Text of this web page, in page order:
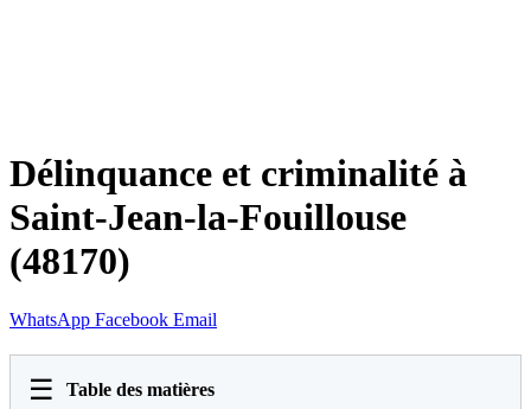
Délinquance et criminalité à
Saint-Jean-la-Fouillouse
(48170)
WhatsApp Facebook Email
☰ Table des matières